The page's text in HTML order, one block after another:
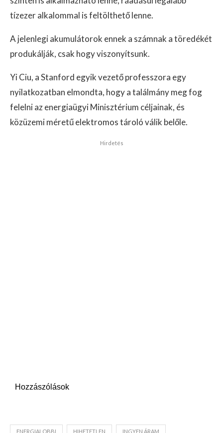
tízezer alkalommal is feltölthető lenne.
A jelenlegi akumulátorok ennek a számnak a töredékét
produkálják, csak hogy viszonyítsunk.
Yi Ciu, a Stanford egyik vezető professzora egy
nyilatkozatban elmondta, hogy a találmány meg fog
felelni az energiaügyi Minisztérium céljainak, és
közüzemi méretű elektromos tároló válik belőle.
Hirdetés
Hozzászólások
ENERGIALOBBI HIHETETLEN INGYEN ÁRAM